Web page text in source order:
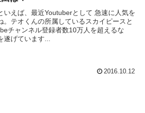
いえば、最近Youtuberとして 急速に人気を
。テオくんの所属しているスカイピースと
チャンネル登録者数10万人を超えるな
遂げています...
2016.10.12